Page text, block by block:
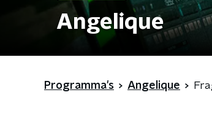
Angelique
Programma's Angelique